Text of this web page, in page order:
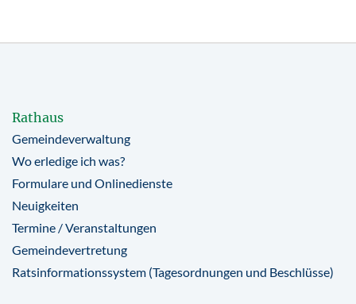
Rathaus
Gemeindeverwaltung
Wo erledige ich was?
Formulare und Onlinedienste
Neuigkeiten
Termine / Veranstaltungen
Gemeindevertretung
Ratsinformationssystem (Tagesordnungen und Beschlüsse)